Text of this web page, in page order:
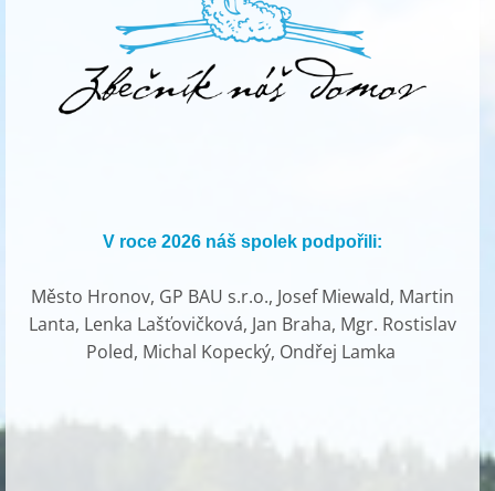
V roce 2026 náš spolek podpořili:
Město Hronov, GP BAU s.r.o., Josef Miewald, Martin
Lanta, Lenka Lašťovičková, Jan Braha, Mgr. Rostislav
Poled, Michal Kopecký, Ondřej Lamka